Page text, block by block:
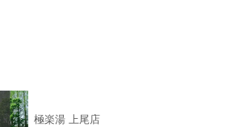
極楽湯 上尾店